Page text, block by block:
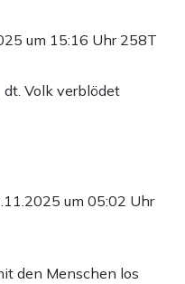
um 15:16 Uhr 258T
dt. Volk verblödet
um 05:02 Uhr
den Menschen los